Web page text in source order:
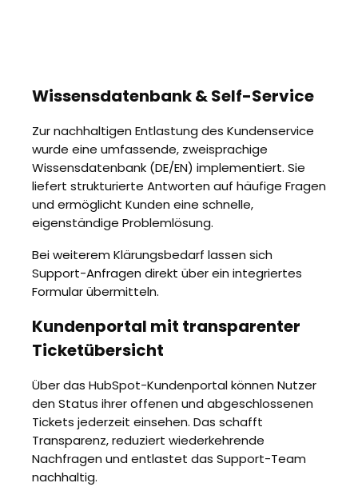
Wissensdatenbank & Self-Service
Zur nachhaltigen Entlastung des Kundenservice
wurde eine umfassende, zweisprachige
Wissensdatenbank (DE/EN) implementiert. Sie
liefert strukturierte Antworten auf häufige Fragen
und ermöglicht Kunden eine schnelle,
eigenständige Problemlösung.
Bei weiterem Klärungsbedarf lassen sich
Support-Anfragen direkt über ein integriertes
Formular übermitteln.
Kundenportal mit transparenter
Ticketübersicht
Über das HubSpot-Kundenportal können Nutzer
den Status ihrer offenen und abgeschlossenen
Tickets jederzeit einsehen. Das schafft
Transparenz, reduziert wiederkehrende
Nachfragen und entlastet das Support-Team
nachhaltig.